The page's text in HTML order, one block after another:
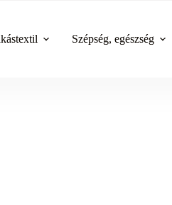
Szépség, egészség